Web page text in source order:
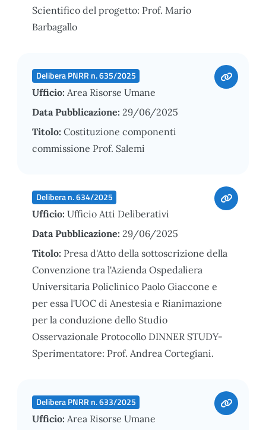
Scientifico del progetto: Prof. Mario
Barbagallo
Delibera PNRR n. 635/2025
Ufficio: Area Risorse Umane
Data Pubblicazione: 29/06/2025
Titolo: Costituzione componenti
commissione Prof. Salemi
Delibera n. 634/2025
Ufficio: Ufficio Atti Deliberativi
Data Pubblicazione: 29/06/2025
Titolo: Presa d'Atto della sottoscrizione della
Convenzione tra l'Azienda Ospedaliera
Universitaria Policlinico Paolo Giaccone e
per essa l'UOC di Anestesia e Rianimazione
per la conduzione dello Studio
Osservazionale Protocollo DINNER STUDY-
Sperimentatore: Prof. Andrea Cortegiani.
Delibera PNRR n. 633/2025
Ufficio: Area Risorse Umane